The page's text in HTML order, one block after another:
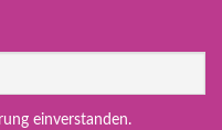
einverstanden.